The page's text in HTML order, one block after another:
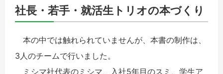
社長・若手・就活生トリオの本づくり
本の中では触れられていませんが、本書の制作は、
3人のチームで行いました。
ミシマ社代表のミシマ、入社5年目のスミ、学生ア